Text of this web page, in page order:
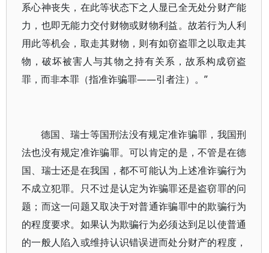
系心神丧失，在此等状态下之人显已全无处分财产能
力，也即无能力交付财物或财物利益。故若行为人利
用此等机会，取走其财物，则有如窃盗罪之以取走其
物，破坏被害人与其物之持有关系，故系构成窃盗
罪，而非本罪（指准诈骗罪——引者注）。”
德国、瑞士等国刑法没有规定准诈骗罪，我国刑
法也没有规定准诈骗罪。可以肯定的是，不管是在德
国、瑞士还是在我国，都不可能认为上述准诈骗行为
不成立犯罪。只不过是认定为诈骗罪还是盗窃罪的问
题；而这一问题又取决于对普通诈骗罪中的欺骗行为
的程度要求。如果认为欺骗行为必须达到足以使普通
的一般人陷入或维持认识错误进而处分财产的程度，